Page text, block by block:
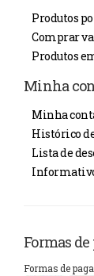
Produtos
Comprar
Produtos
Minha
Minha
Histórico
Lista de
Formas
Formas de